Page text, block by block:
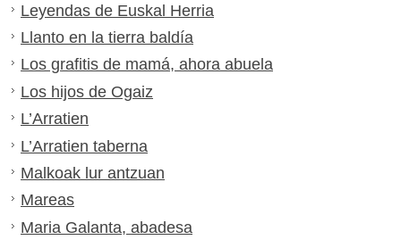
Leyendas de Euskal Herria
Llanto en la tierra baldía
Los grafitis de mamá, ahora abuela
Los hijos de Ogaiz
L’Arratien
L’Arratien taberna
Malkoak lur antzuan
Mareas
Maria Galanta, abadesa